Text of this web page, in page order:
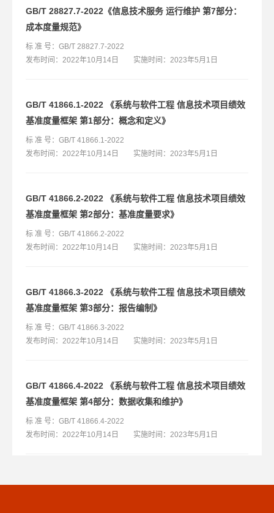
GB/T 28827.7-2022《信息技术服务 运行维护 第7部分：
成本度量规范》
标 准 号：GB/T 28827.7-2022
发布时间：2022年10月14日 实施时间：2023年5月1日
GB/T 41866.1-2022 《系统与软件工程 信息技术项目绩效
基准度量框架 第1部分：概念和定义》
标 准 号：GB/T 41866.1-2022
发布时间：2022年10月14日 实施时间：2023年5月1日
GB/T 41866.2-2022 《系统与软件工程 信息技术项目绩效
基准度量框架 第2部分：基准度量要求》
标 准 号：GB/T 41866.2-2022
发布时间：2022年10月14日 实施时间：2023年5月1日
GB/T 41866.3-2022 《系统与软件工程 信息技术项目绩效
基准度量框架 第3部分：报告编制》
标 准 号：GB/T 41866.3-2022
发布时间：2022年10月14日 实施时间：2023年5月1日
GB/T 41866.4-2022 《系统与软件工程 信息技术项目绩效
基准度量框架 第4部分：数据收集和维护》
标 准 号：GB/T 41866.4-2022
发布时间：2022年10月14日 实施时间：2023年5月1日